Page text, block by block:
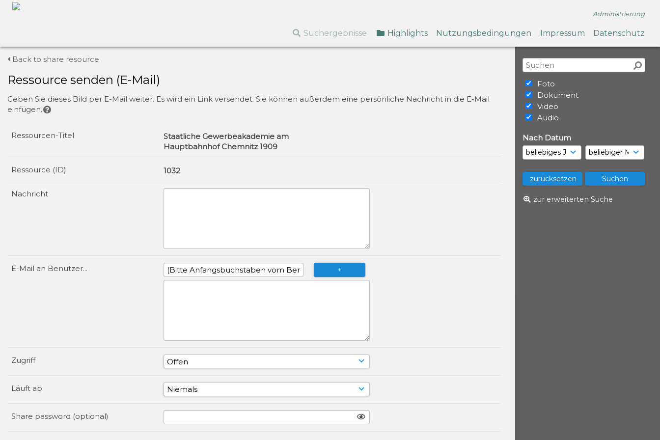
Administrierung
Suchergebnisse Highlights Nutzungsbedingungen Impressum Datenschutz
Foto
Dokument
Video
Audio
Nach Datum
zur erweiterten Suche
Back to share resource
Ressource senden (E-Mail)
Geben Sie dieses Bild per E-Mail weiter. Es wird ein Link versendet. Sie können außerdem eine persönliche Nachricht in die E-Mail
einfügen.
Ressourcen-Titel
Staatliche Gewerbeakademie am
Hauptbahnhof Chemnitz 1909
Ressource (ID) 1032
Nachricht
E-Mail an Benutzer...
Zugriff
Läuft ab
Share password (optional)